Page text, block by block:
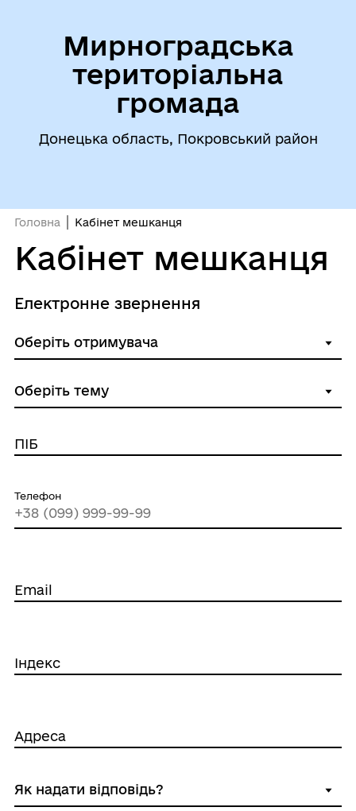
Мирноградська
територіальна
громада
Донецька область, Покровський район
Головна Кабінет мешканця
Кабінет мешканця
Електронне звернення
ПІБ
Телефон
Email
Індекс
Адреса